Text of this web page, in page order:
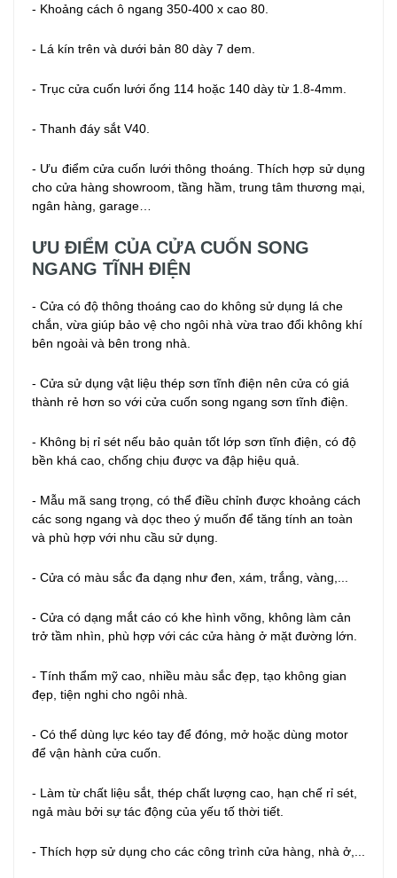
- Khoảng cách ô ngang 350-400 x cao 80.
- Lá kín trên và dưới bản 80 dày 7 dem.
- Trục cửa cuốn lưới ống 114 hoặc 140 dày từ 1.8-4mm.
- Thanh đáy sắt V40.
- Ưu điểm cửa cuốn lưới thông thoáng. Thích hợp sử dụng
cho cửa hàng showroom, tầng hầm, trung tâm thương mại,
ngân hàng, garage…
ƯU ĐIỂM CỦA CỬA CUỐN SONG
NGANG TĨNH ĐIỆN
- Cửa có độ thông thoáng cao do không sử dụng lá che
chắn, vừa giúp bảo vệ cho ngôi nhà vừa trao đổi không khí
bên ngoài và bên trong nhà.
- Cửa sử dụng vật liệu thép sơn tĩnh điện nên cửa có giá
thành rẻ hơn so với cửa cuốn song ngang sơn tĩnh điện.
- Không bị rỉ sét nếu bảo quản tốt lớp sơn tĩnh điện, có độ
bền khá cao, chống chịu được va đập hiệu quả.
- Mẫu mã sang trọng, có thể điều chỉnh được khoảng cách
các song ngang và dọc theo ý muốn để tăng tính an toàn
và phù hợp với nhu cầu sử dụng.
- Cửa có màu sắc đa dạng như đen, xám, trắng, vàng,...
- Cửa có dạng mắt cáo có khe hình võng, không làm cản
trở tầm nhìn, phù hợp với các cửa hàng ở mặt đường lớn.
- Tính thẩm mỹ cao, nhiều màu sắc đẹp, tạo không gian
đẹp, tiện nghi cho ngôi nhà.
- Có thể dùng lực kéo tay để đóng, mở hoặc dùng motor
để vận hành cửa cuốn.
- Làm từ chất liệu sắt, thép chất lượng cao, hạn chế rỉ sét,
ngả màu bởi sự tác động của yếu tố thời tiết.
- Thích hợp sử dụng cho các công trình cửa hàng, nhà ở,...